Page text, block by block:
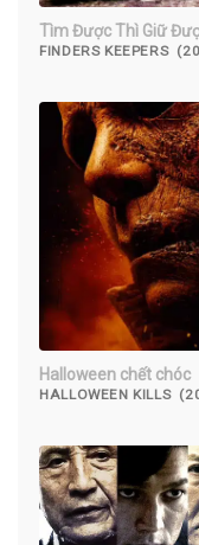
Tìm Được Thì Giữ
FINDERS KEEPERS
Halloween chết chóc
HALLOWEEN KILLS